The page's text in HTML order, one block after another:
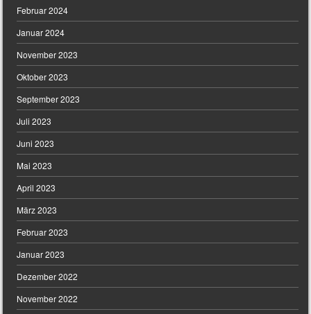
Februar 2024
Januar 2024
November 2023
Oktober 2023
September 2023
Juli 2023
Juni 2023
Mai 2023
April 2023
März 2023
Februar 2023
Januar 2023
Dezember 2022
November 2022